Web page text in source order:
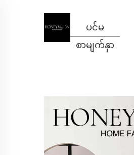
ပင်မ
စာမျက်နှာ